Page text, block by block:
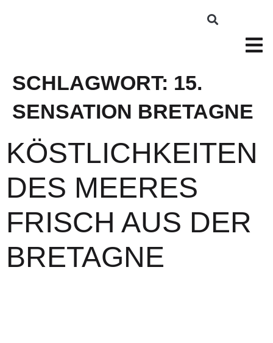
SCHLAGWORT: 15.
SENSATION BRETAGNE
KÖSTLICHKEITEN
DES MEERES
FRISCH AUS DER
BRETAGNE